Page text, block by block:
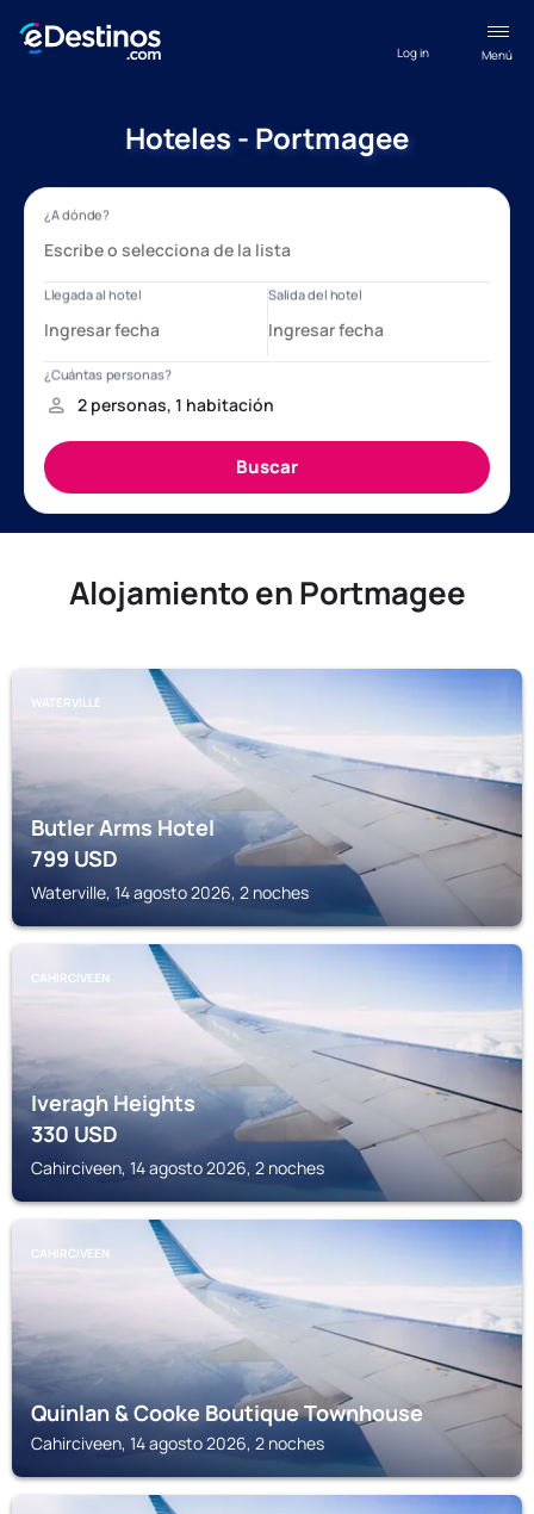
Menú
Log in
Hoteles - Portmagee
Alojamiento en Portmagee
WATERVILLE
Butler Arms Hotel
799USD
Waterville, 14 agosto 2026, 2 noches
CAHIRCIVEEN
Iveragh Heights
330USD
Cahirciveen, 14 agosto 2026, 2 noches
CAHIRCIVEEN
Quinlan & Cooke Boutique Townhouse
Cahirciveen, 14 agosto 2026, 2 noches